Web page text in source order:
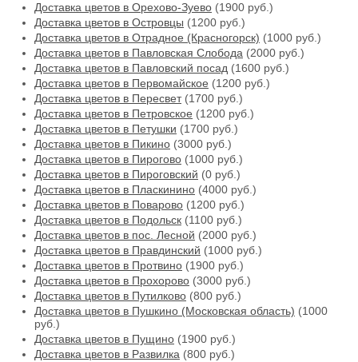
Доставка цветов в Орехово-Зуево (1900 руб.)
Доставка цветов в Островцы (1200 руб.)
Доставка цветов в Отрадное (Красногорск) (1000 руб.)
Доставка цветов в Павловская Слобода (2000 руб.)
Доставка цветов в Павловский посад (1600 руб.)
Доставка цветов в Первомайское (1200 руб.)
Доставка цветов в Пересвет(1700 руб.)
Доставка цветов в Петровское (1200 руб.)
Доставка цветов в Петушки (1700 руб.)
Доставка цветов в Пикино (3000 руб.)
Доставка цветов в Пирогово (1000 руб.)
Доставка цветов в Пироговский (0 руб.)
Доставка цветов в Пласкинино (4000 руб.)
Доставка цветов в Поварово (1200 руб.)
Доставка цветов в Подольск (1100 руб.)
Доставка цветов в пос. Лесной (2000 руб.)
Доставка цветов в Правдинский (1000 руб.)
Доставка цветов в Протвино (1900 руб.)
Доставка цветов в Прохорово (3000 руб.)
Доставка цветов в Путилково (800 руб.)
Доставка цветов в Пушкино (Московская область) (1000
руб.)
Доставка цветов в Пущино (1900 руб.)
Доставка цветов в Развилка (800 руб.)